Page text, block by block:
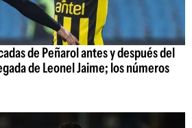
de Peñarol antes y después del
de Leonel Jaime; los números